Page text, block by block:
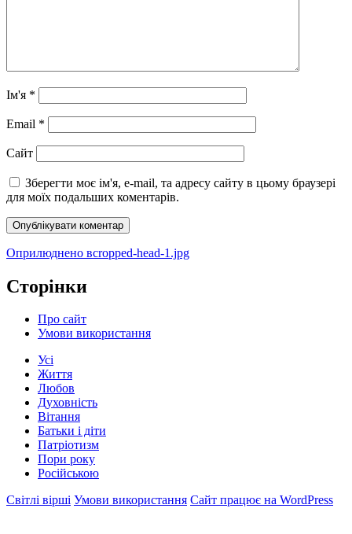
Ім'я *
Email *
Сайт
Зберегти моє ім'я, e-mail, та адресу сайту в цьому браузері
для моїх подальших коментарів.
Навігація
записів
Оприлюднено вcropped-head-1.jpg
Сторінки
Про сайт
Умови використання
Усі
Життя
Любов
Духовність
Вітання
Батьки і діти
Патріотизм
Пори року
Російською
Світлі вірші Умови використання Сайт працює на WordPress